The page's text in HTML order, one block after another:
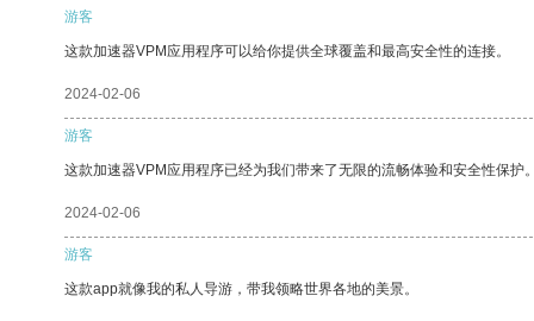
游客
这款加速器VPM应用程序可以给你提供全球覆盖和最高安全性的连接。
2024-02-06
游客
这款加速器VPM应用程序已经为我们带来了无限的流畅体验和安全性保护
2024-02-06
游客
这款app就像我的私人导游，带我领略世界各地的美景。